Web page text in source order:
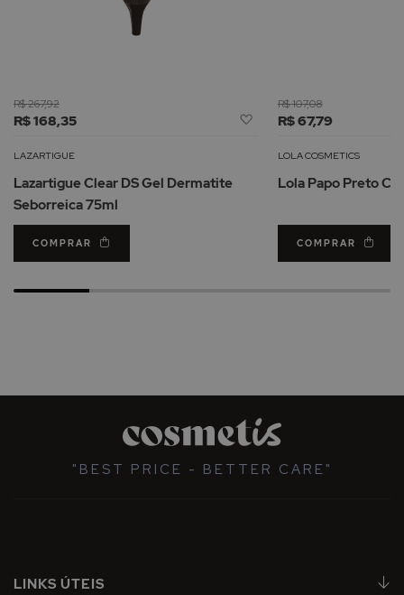
R$ 168,35
R$ 267,92
Adicionar
Lista
Desejos
LAZARTIGUE
Lazartigue Clear DS Gel Dermatite
Seborreica 75ml
COMPRAR
R$ 67,79
R$ 107,08
LOLA COSMETICS
Lola Papo Preto
COMPRAR
"BEST PRICE - BETTER CARE"
LINKS ÚTEIS